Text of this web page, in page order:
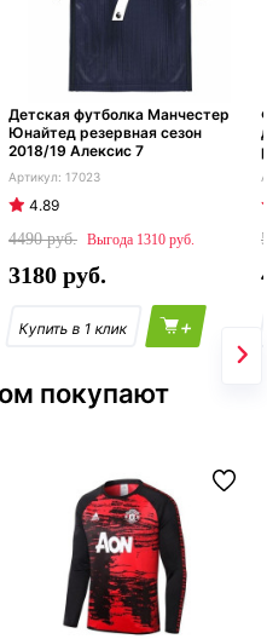
Детская футболка Манчестер
Юнайтед резервная сезон
2018/19 Алексис 7
17023
4.89
4490
1310
3180
+
покупают